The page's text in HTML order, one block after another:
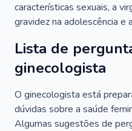
características sexuais, a
gravidez na adolescência e
Lista de
ginecologista
O ginecologista está
dúvidas sobre a saúde
Algumas sugestões de